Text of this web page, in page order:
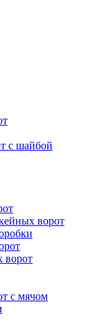
с шайбой
ворот
ворот
с мячом